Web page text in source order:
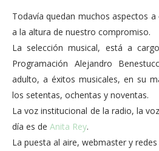
Todavía quedan muchos aspectos
a la altura de nuestro compromiso.
La selección musical, está a
Programación Alejandro
adulto, a éxitos musicales, en su
los setentas, ochentas y noventas.
La voz institucional de la radio, la
día es de Anita Rey.
La puesta al aire, webmaster y